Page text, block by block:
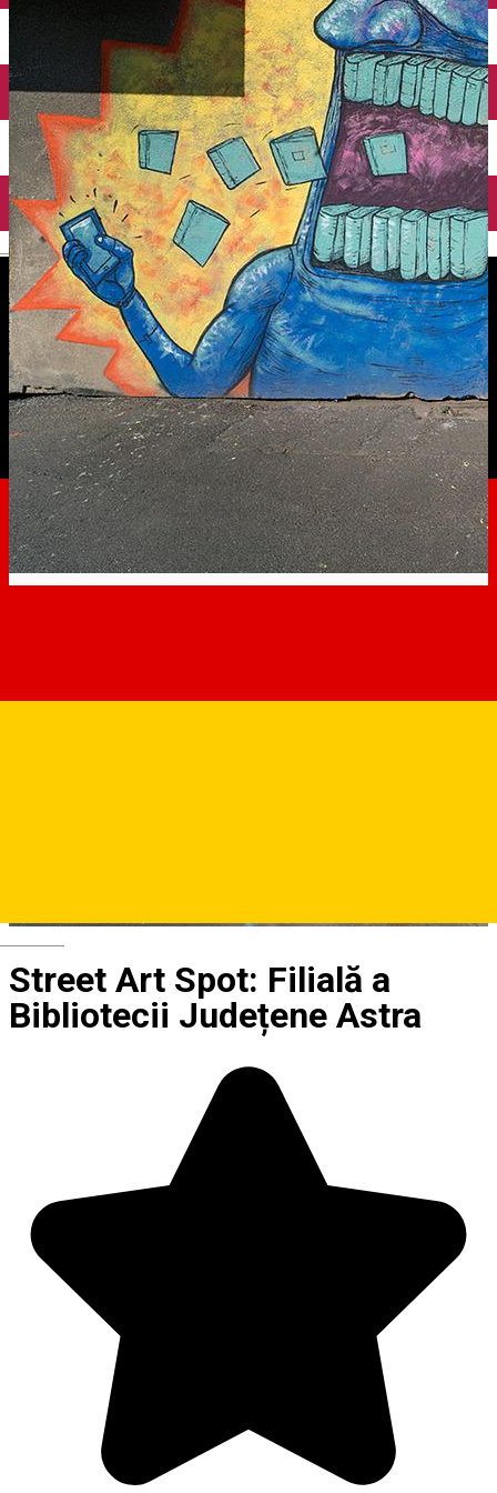
English
Street Art Spot: Filială a
Bibliotecii Județene Astra